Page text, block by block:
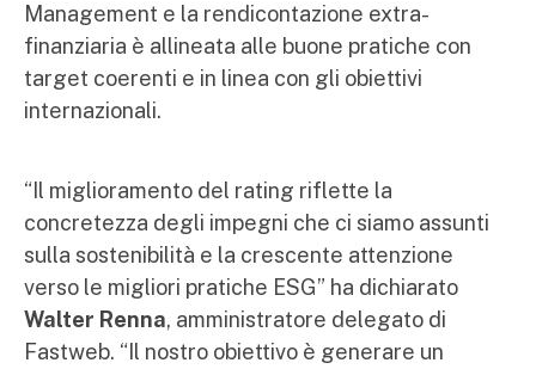
Management e la rendicontazione extra-
finanziaria è allineata alle buone pratiche con
target coerenti e in linea con gli obiettivi
internazionali.
“Il miglioramento del rating riflette la
concretezza degli impegni che ci siamo assunti
sulla sostenibilità e la crescente attenzione
verso le migliori pratiche ESG” ha dichiarato
Walter Renna, amministratore delegato di
Fastweb. “Il nostro obiettivo è generare un